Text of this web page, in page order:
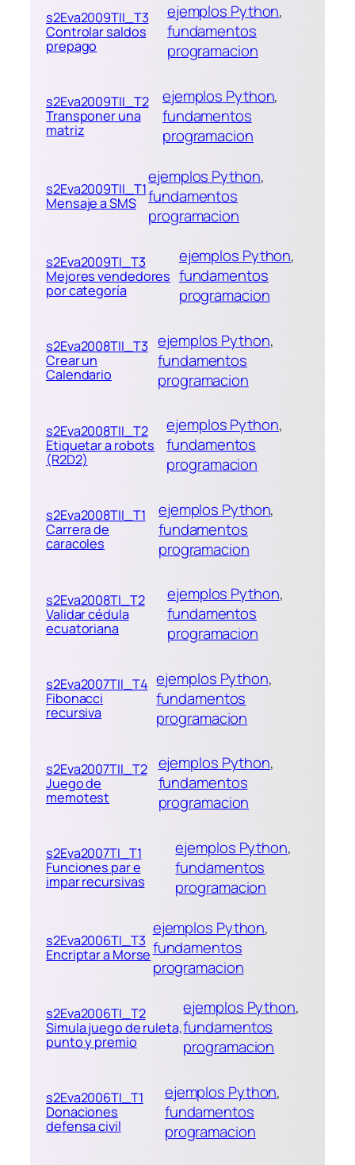
s2Eva2009TII_T3
Controlar saldos
prepago
ejemplos Python
fundamentos
programacion
s2Eva2009TII_T2
Transponer una
matriz
ejemplos Python
fundamentos
programacion
s2Eva2009TII_T1
Mensaje a SMS
ejemplos Python
fundamentos
programacion
s2Eva2009TI_T3
Mejores vendedores
por categoría
ejemplos Python
fundamentos
programacion
s2Eva2008TII_T3
Crear un
Calendario
ejemplos Python
fundamentos
programacion
s2Eva2008TII_T2
Etiquetar a robots
(R2D2)
ejemplos Python
fundamentos
programacion
s2Eva2008TII_T1
Carrera de
caracoles
ejemplos Python
fundamentos
programacion
s2Eva2008TI_T2
Validar cédula
ecuatoriana
ejemplos Python
fundamentos
programacion
s2Eva2007TII_T4
Fibonacci
recursiva
ejemplos Python
fundamentos
programacion
s2Eva2007TII_T2
Juego de
memotest
ejemplos Python
fundamentos
programacion
s2Eva2007TI_T1
Funciones par e
impar recursivas
ejemplos Python
fundamentos
programacion
s2Eva2006TI_T3
Encriptar a Morse
ejemplos Python
fundamentos
programacion
s2Eva2006TI_T2
Simula juego de ruleta,
punto y premio
ejemplos Python
fundamentos
programacion
s2Eva2006TI_T1
Donaciones
defensa civil
ejemplos Python
fundamentos
programacion